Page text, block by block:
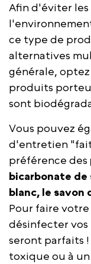
Afin d'éviter
ce type de
alternatives
générale,
produits
sont
Vous pouvez
d'entretien
préférence des
bicarbonate de
blanc, le savon
Pour faire votre
désinfecter
seront parfaits
toxique ou à